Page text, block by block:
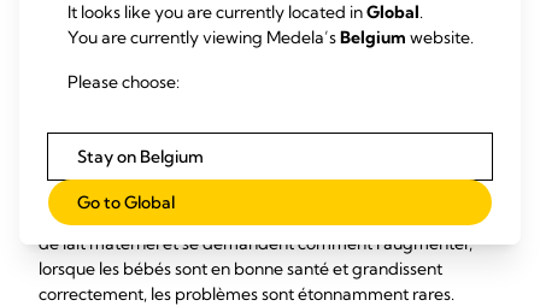
plein produit moins de lait qu'un sein presque vide.
Votre production de lait
normale ?
Bien que les mères s'inquiètent souvent de leur production
de lait maternel et se demandent comment l'augmenter,
lorsque les bébés sont en bonne santé et grandissent
correctement, les problèmes sont étonnamment rares.
It looks like you are currently located inGlobal.
You are currently viewing Medela’sBelgium website.
Please choose:
Stay on Belgium
Go to Global